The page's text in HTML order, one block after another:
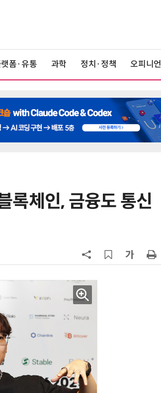
폼·유통 과학 정치·정책 오피니언
록체인, 금융도 통신
6 단독 보험 소비자 개인정보 유출 막
서 TV·모니터 '大戰'
테크…AI 연금운용 경쟁 본격화
대기업과 협력사 AI 상생 시동